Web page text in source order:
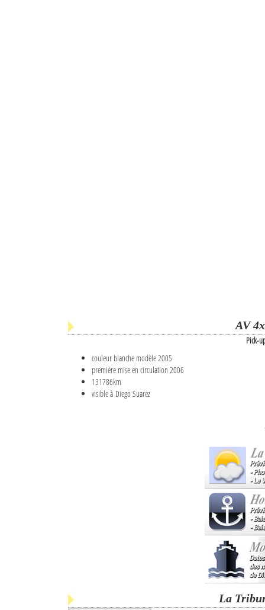
AV
Pick-
couleur blanche modèle 2005
première mise en circulation 2006
131786km
visible à Diego Suarez
La